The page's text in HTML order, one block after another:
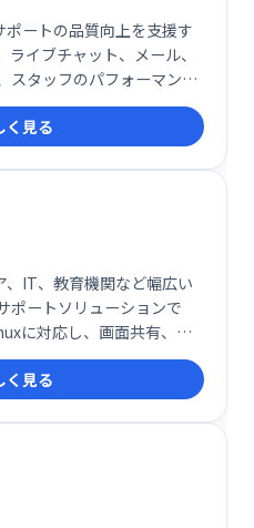
ートの品質向上を支援す
イブチャット、メール、
スタッフのパフォーマンス
5分でQA監視プログラムを
ベーション向上に役立ち
応を分析することで、より
築できます。
く見る
IT、教育機関など幅広い
ポートソリューションで
に対応し、画面共有、権
豊富な機能を提供。顧客サ
ムーズなリモート作業を
く見る